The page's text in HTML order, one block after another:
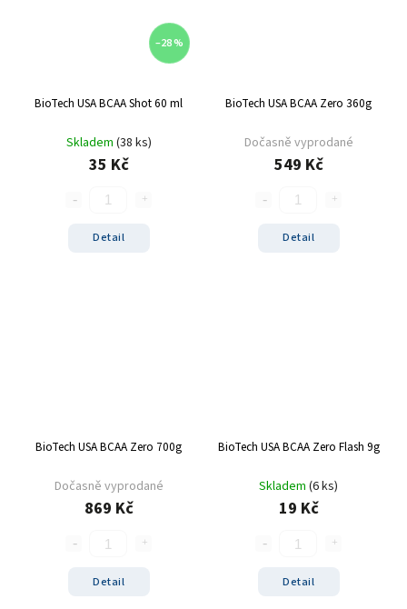
–28 %
BioTech USA BCAA Shot 60 ml
Skladem (38 ks)
35 Kč
Detail
BioTech USA BCAA Zero 360g
Dočasně vyprodané
549 Kč
Detail
BioTech USA BCAA Zero 700g
Dočasně vyprodané
869 Kč
Detail
BioTech USA BCAA Zero Flash 9g
Skladem (6 ks)
19 Kč
Detail